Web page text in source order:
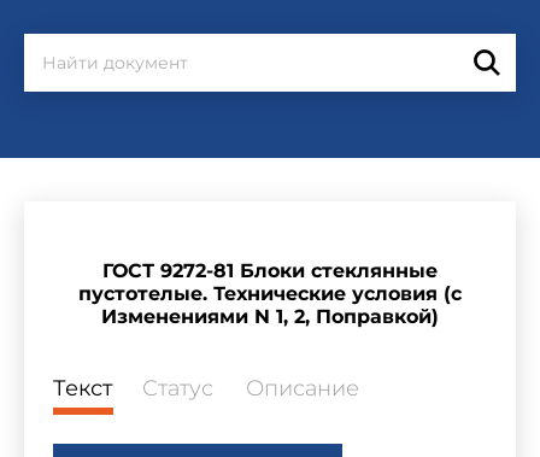
ГОСТ 9272-81 Блоки стеклянные
пустотелые. Технические условия (с
Изменениями N 1, 2, Поправкой)
Текст Статус Описание